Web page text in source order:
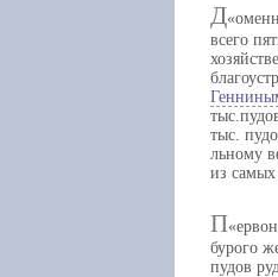
Д
всего
тыс.
льному
из
П
бурого
пудов